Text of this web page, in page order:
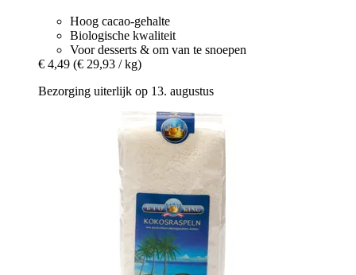
Hoog cacao-gehalte
Biologische kwaliteit
Voor desserts & om van te snoepen
€ 4,49 (€ 29,93 / kg)
Bezorging uiterlijk op 13. augustus